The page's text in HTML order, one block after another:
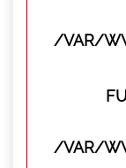
/VAR/
/VAR/